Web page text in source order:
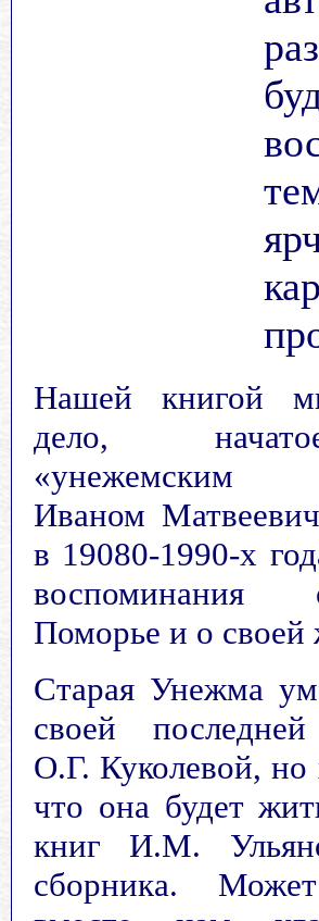
Нашей книгой
дело,
«унежемским
Иваном
в 19080-1990-х
Поморье и о своей
Старая Унежма
своей
О.Г. Куколевой, но
что она будет
книг И.М.
сборника.